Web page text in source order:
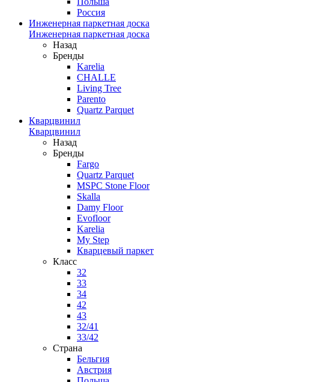
Россия
Инженерная паркетная доска
Инженерная паркетная доска
Назад
Бренды
Karelia
CHALLE
Living Tree
Parento
Quartz Parquet
Кварцвинил
Кварцвинил
Назад
Бренды
Fargo
Quartz Parquet
MSPC Stone Floor
Skalla
Damy Floor
Evofloor
Karelia
My Step
Кварцевый паркет
Класс
32
33
34
42
43
32/41
33/42
Страна
Бельгия
Австрия